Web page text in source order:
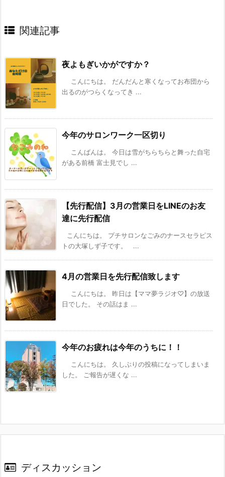
関連記事
夜よもぎいかがですか？
こんにちは。 だんだんと寒くなってお布団から
出るのがつらくなってき ...
今年のサロンワーク一区切り
こんばんは。 今日は雪がちらちらと舞った自宅
がある前橋 富士見でし ...
【先行配信】3月の営業日をLINEのお友
達に先行配信
こんにちは。 プチサロンなごみのナースセラピス
トの大塚しず子です。 ...
4月の営業日を先行配信致します
こんにちは。 昨日は【ママ夢ラジオ♡】の放送
日でした。 その話はま ...
今年のお疲れは今年のうちに！！
こんにちは。 久しぶりの投稿になってしまいま
した。 ご報告が遅くな ...
ディスカッション